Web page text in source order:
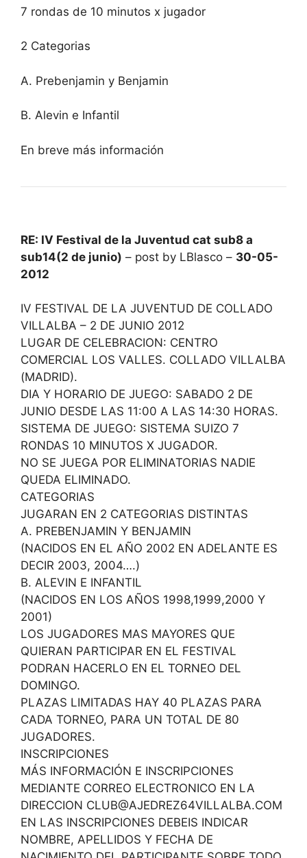
7 rondas de 10 minutos x jugador
2 Categorias
A. Prebenjamin y Benjamin
B. Alevin e Infantil
En breve más información
RE: IV Festival de la Juventud cat sub8 a
sub14(2 de junio) – post by LBlasco – 30-05-
2012
IV FESTIVAL DE LA JUVENTUD DE COLLADO
VILLALBA – 2 DE JUNIO 2012
LUGAR DE CELEBRACION: CENTRO
COMERCIAL LOS VALLES. COLLADO VILLALBA
(MADRID).
DIA Y HORARIO DE JUEGO: SABADO 2 DE
JUNIO DESDE LAS 11:00 A LAS 14:30 HORAS.
SISTEMA DE JUEGO: SISTEMA SUIZO 7
RONDAS 10 MINUTOS X JUGADOR.
NO SE JUEGA POR ELIMINATORIAS NADIE
QUEDA ELIMINADO.
CATEGORIAS
JUGARAN EN 2 CATEGORIAS DISTINTAS
A. PREBENJAMIN Y BENJAMIN
(NACIDOS EN EL AÑO 2002 EN ADELANTE ES
DECIR 2003, 2004….)
B. ALEVIN E INFANTIL
(NACIDOS EN LOS AÑOS 1998,1999,2000 Y
2001)
LOS JUGADORES MAS MAYORES QUE
QUIERAN PARTICIPAR EN EL FESTIVAL
PODRAN HACERLO EN EL TORNEO DEL
DOMINGO.
PLAZAS LIMITADAS HAY 40 PLAZAS PARA
CADA TORNEO, PARA UN TOTAL DE 80
JUGADORES.
INSCRIPCIONES
MÁS INFORMACIÓN E INSCRIPCIONES
MEDIANTE CORREO ELECTRONICO EN LA
DIRECCION CLUB@AJEDREZ64VILLALBA.COM
EN LAS INSCRIPCIONES DEBEIS INDICAR
NOMBRE, APELLIDOS Y FECHA DE